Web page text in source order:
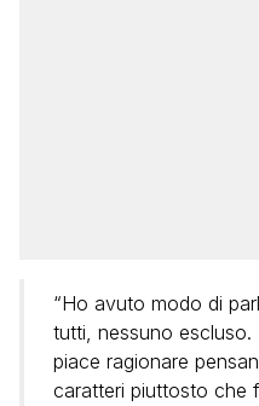
“Ho avuto modo di
tutti, nessuno
piace ragionare
caratteri piuttosto che